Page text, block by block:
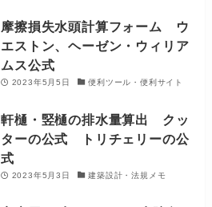
摩擦損失水頭計算フォーム ウ
エストン、ヘーゼン・ウィリア
ムス公式
2023年5月5日 便利ツール・便利サイト
軒樋・竪樋の排水量算出 クッ
ターの公式 トリチェリーの公
式
2023年5月3日 建築設計・法規メモ